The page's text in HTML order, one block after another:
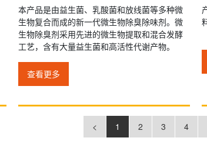
本产品是由益生菌、乳酸菌和放线菌等多种微
生物复合而成的新一代微生物除臭除味剂。微
生物除臭剂采用先进的微生物提取和混合发酵
工艺，含有大量益生菌和高活性代谢产物。
查看更多
< 1 2 3 4